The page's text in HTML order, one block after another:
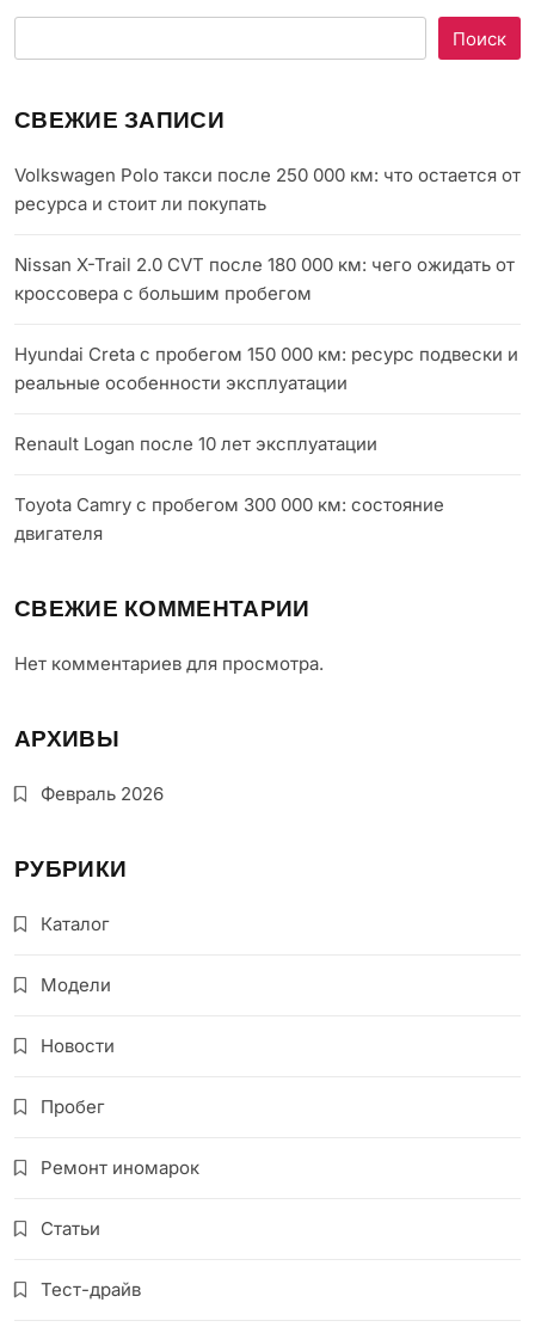
Поиск
СВЕЖИЕ ЗАПИСИ
Volkswagen Polo такси после 250 000 км: что остается от
ресурса и стоит ли покупать
Nissan X-Trail 2.0 CVT после 180 000 км: чего ожидать от
кроссовера с большим пробегом
Hyundai Creta с пробегом 150 000 км: ресурс подвески и
реальные особенности эксплуатации
Renault Logan после 10 лет эксплуатации
Toyota Camry с пробегом 300 000 км: состояние
двигателя
СВЕЖИЕ КОММЕНТАРИИ
Нет комментариев для просмотра.
АРХИВЫ
Февраль 2026
РУБРИКИ
Каталог
Модели
Новости
Пробег
Ремонт иномарок
Статьи
Тест-драйв